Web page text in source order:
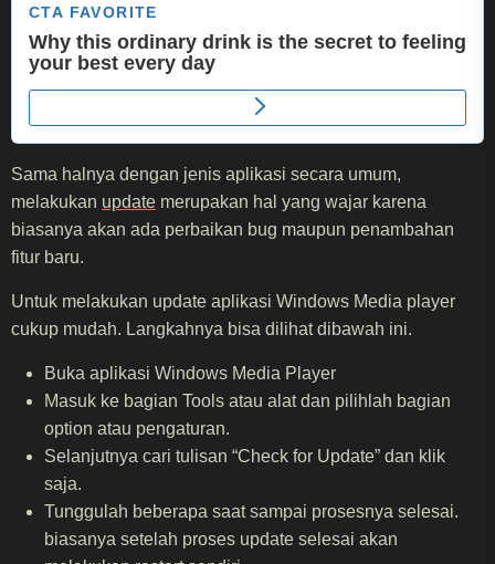
Sama halnya dengan jenis aplikasi secara umum,
melakukan update merupakan hal yang wajar karena
biasanya akan ada perbaikan bug maupun penambahan
fitur baru.
Untuk melakukan update aplikasi Windows Media player
cukup mudah. Langkahnya bisa dilihat dibawah ini.
Buka aplikasi Windows Media Player
Masuk ke bagian Tools atau alat dan pilihlah bagian
option atau pengaturan.
Selanjutnya cari tulisan “Check for Update” dan klik
saja.
Tunggulah beberapa saat sampai prosesnya selesai.
biasanya setelah proses update selesai akan